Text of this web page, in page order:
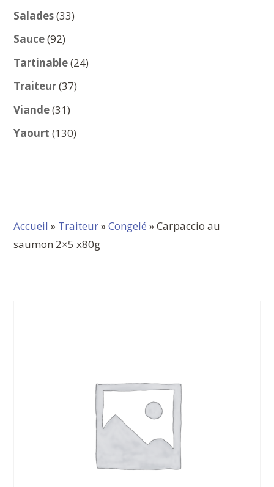
Salades 3333
Sauce 9292
produits
Tartinable 2424
Traiteur 3737
Viande 3131
produits
Yaourt 130130
Accueil » Traiteur»Congelé » Carpaccio au
saumon 2×5 x80g